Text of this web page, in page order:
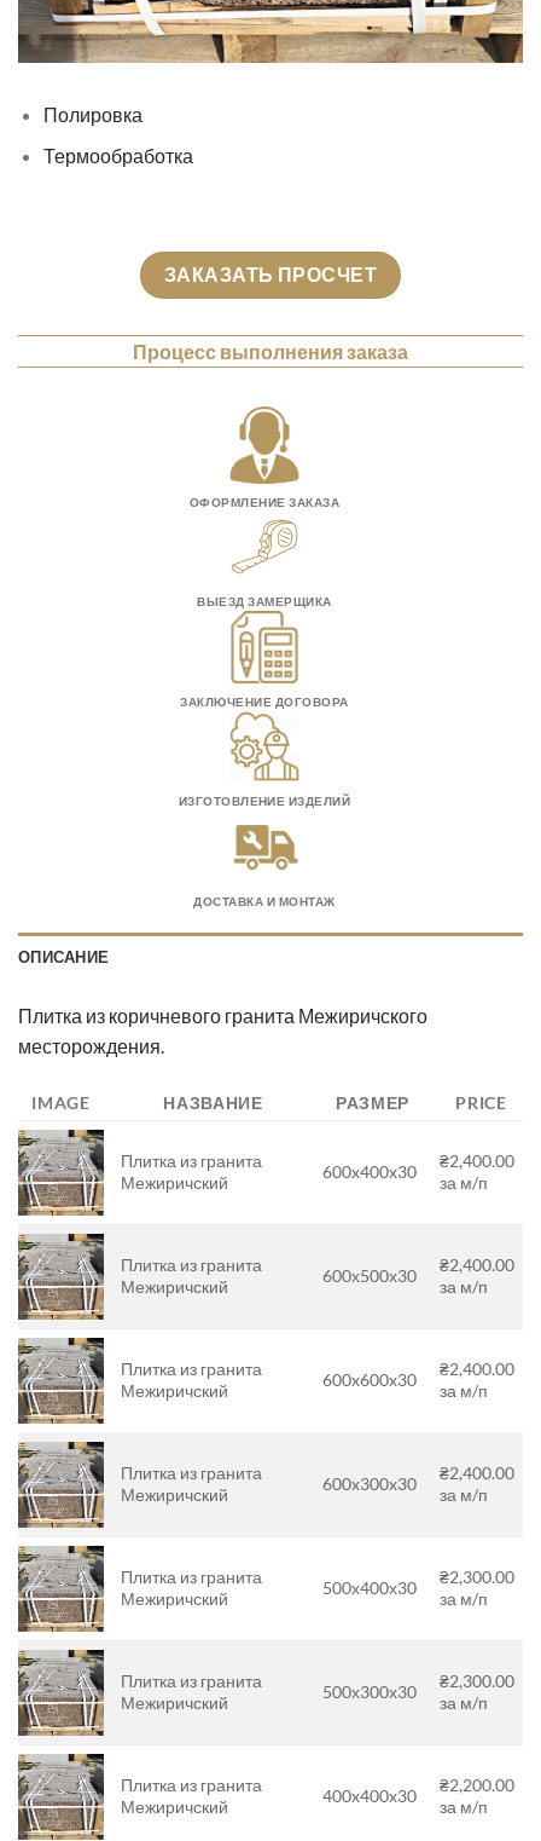
Полировка
Термообработка
ЗАКАЗАТЬ ПРОСЧЕТ
Процесс выполнения заказа
ОФОРМЛЕНИЕ ЗАКАЗА
ВЫЕЗД ЗАМЕРЩИКА
ЗАКЛЮЧЕНИЕ ДОГОВОРА
ИЗГОТОВЛЕНИЕ ИЗДЕЛИЙ
ДОСТАВКА И МОНТАЖ
ОПИСАНИЕ
Плитка из коричневого гранита Межиричского
месторождения.
IMAGE НАЗВАНИЕ РАЗМЕР PRICE
Плитка из гранита
Межиричский
600x400x30
₴2,400.00
за м/п
Плитка из гранита
Межиричский
600х500х30
₴2,400.00
за м/п
Плитка из гранита
Межиричский
600x600x30
₴2,400.00
за м/п
Плитка из гранита
Межиричский
600x300x30
₴2,400.00
за м/п
Плитка из гранита
Межиричский
500х400х30
₴2,300.00
за м/п
Плитка из гранита
Межиричский
500х300х30
₴2,300.00
за м/п
Плитка из гранита
Межиричский
400x400x30
₴2,200.00
за м/п